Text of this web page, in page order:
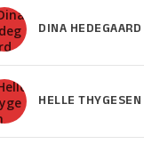
DINA HEDEGAARD
HELLE THYGESEN